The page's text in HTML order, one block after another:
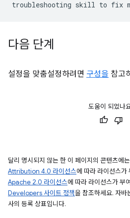
다음 단계
설정을 맞춤설정하려면 구성을 참고
도움이 되었나
달리 명시되지 않는 한 이 페이지의 콘텐츠에는
Attribution 4.0 라이선스에 따라 라이선스가
Apache 2.0 라이선스에 따라 라이선스가 부
Developers 사이트 정책을 참조하세요. 자
사의 등록 상표입니다.